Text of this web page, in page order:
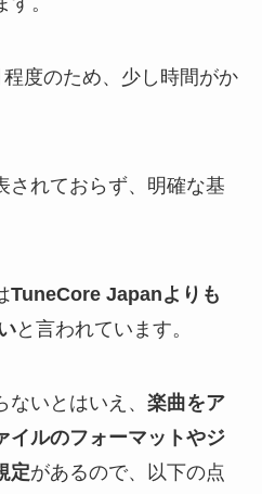
度のため、少し時間がか
されておらず、明確な基
TuneCore Japanよりも
と言われています。
いとはいえ、 楽曲をア
イルのフォーマットやジ
定があるので、以下の点